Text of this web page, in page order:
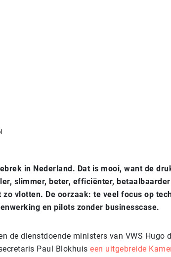
in Nederland. Dat is mooi, want de
slimmer, beter, efficiënter,
zo vlotten. De oorzaak: te veel focus op
en pilots zonder businesscase.
de dienstdoende ministers van VWS Hugo
Paul Blokhuis een uitgebreide